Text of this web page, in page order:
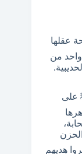
عقلها
من
على
هديهم